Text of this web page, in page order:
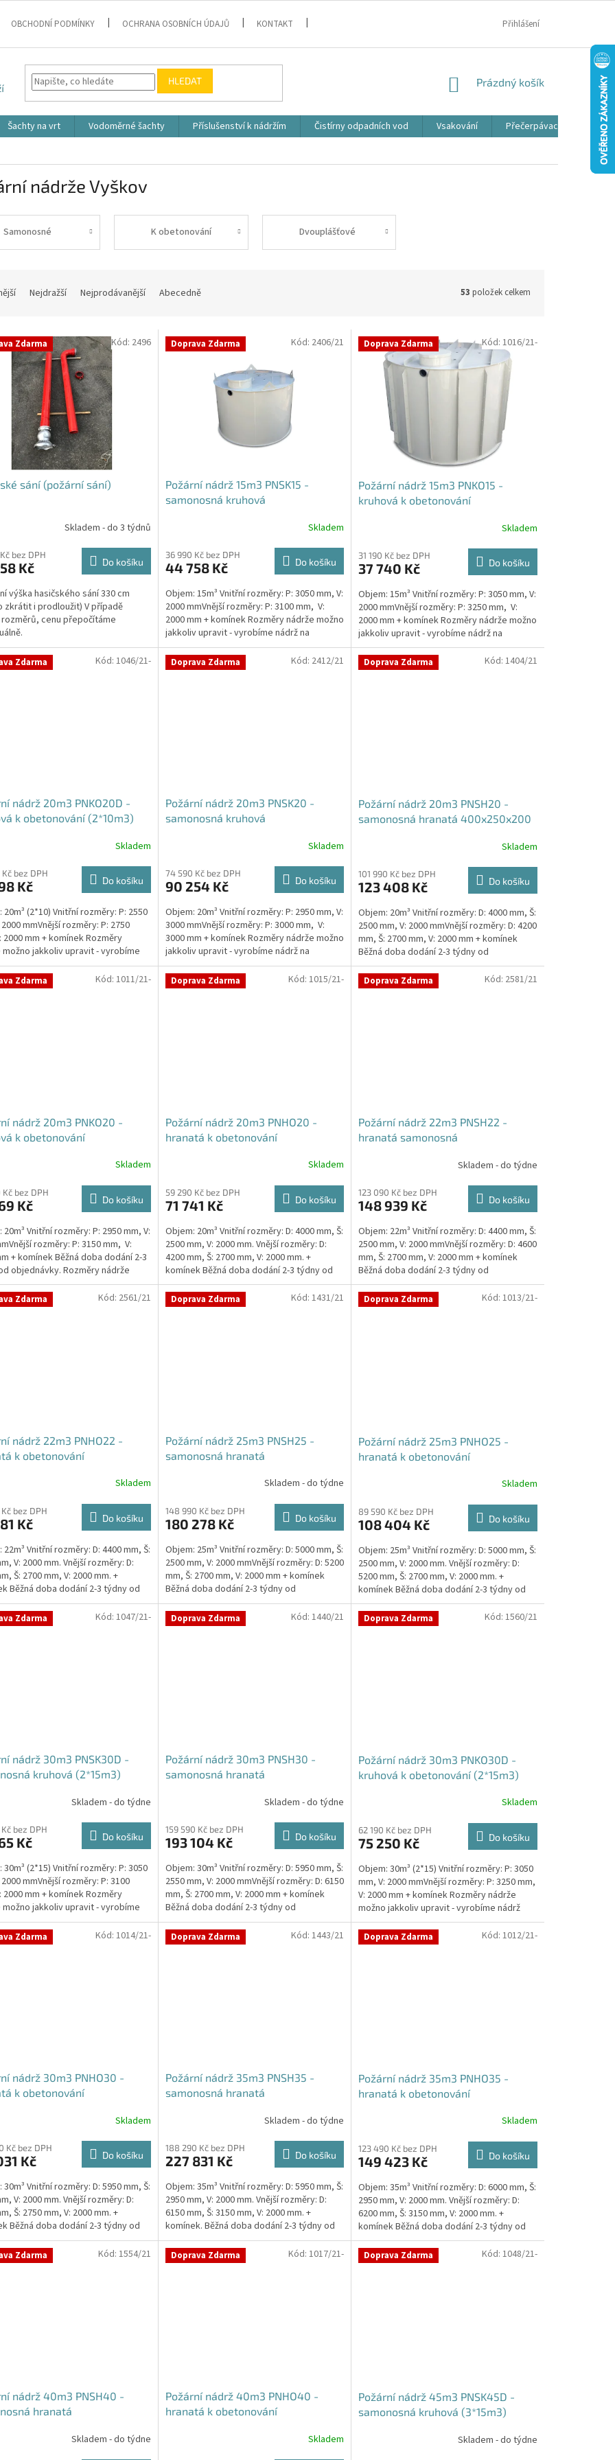
OBCHODNÍ PODMÍNKY OCHRANA OSOBNÍCH ÚDAJŮ KONTAKT Přihlášení
HLEDAT
NÁKUPNÍ
Prázdný košík
Šachty na vrt Vodoměrné šachty Příslušenství k nádržím Čistírny odpadních vod Vsakování Přečerpávací jímky
nádrže Vyškov
Samonosné K obetonování Dvouplášťové
Nejdražší Nejprodávanější Abecedně 53 položek celkem
Zdarma
sání (požární sání)
Skladem - do 3 týdnů
bez DPH
Kč Do košíku
výška hasičského sání 330 cm
zkrátit i prodloužit) V případě
rozměrů, cenu přepočítáme
Kód: 2496 Doprava Zdarma
Požární nádrž 15m3 PNSK15 -
samonosná kruhová
Skladem
36 990 Kč bez DPH
44 758 Kč Do košíku
Objem: 15m³ Vnitřní rozměry: P: 3050 mm, V:
2000 mmVnější rozměry: P: 3100 mm, V:
2000 mm + komínek Rozměry nádrže možno
jakkoliv upravit - vyrobíme nádrž na
míru!Nádrž...
Kód: 2406/21 Doprava Zdarma
Požární nádrž 15m3 PNKO15 -
kruhová k obetonování
Skladem
31 190 Kč bez DPH
37 740 Kč Do košíku
Objem: 15m³ Vnitřní rozměry: P: 3050 mm, V:
2000 mmVnější rozměry: P: 3250 mm, V:
2000 mm + komínek Rozměry nádrže možno
jakkoliv upravit - vyrobíme nádrž na
míru!Nádrž...
Kód: 1016/21-
Zdarma
nádrž 20m3 PNKO20D -
k obetonování (2*10m3)
Skladem
bez DPH
Kč Do košíku
20m³ (2*10) Vnitřní rozměry: P: 2550
mmVnější rozměry: P: 2750
2000 mm + komínek Rozměry
možno jakkoliv upravit - vyrobíme
Kód: 1046/21- Doprava Zdarma
Požární nádrž 20m3 PNSK20 -
samonosná kruhová
Skladem
74 590 Kč bez DPH
90 254 Kč Do košíku
Objem: 20m³ Vnitřní rozměry: P: 2950 mm, V:
3000 mmVnější rozměry: P: 3000 mm, V:
3000 mm + komínek Rozměry nádrže možno
jakkoliv upravit - vyrobíme nádrž na
míru!Nádrž...
Kód: 2412/21 Doprava Zdarma
Požární nádrž 20m3 PNSH20 -
samonosná hranatá 400x250x200
Skladem
101 990 Kč bez DPH
123 408 Kč Do košíku
Objem: 20m³ Vnitřní rozměry: D: 4000 mm, Š:
2500 mm, V: 2000 mmVnější rozměry: D: 4200
mm, Š: 2700 mm, V: 2000 mm + komínek
Běžná doba dodání 2-3 týdny od
objednávky. Rozměry...
Kód: 1404/21
Zdarma
nádrž 20m3 PNKO20 -
k obetonování
Skladem
bez DPH
Kč Do košíku
20m³ Vnitřní rozměry: P: 2950 mm, V:
rozměry: P: 3150 mm, V:
+ komínek Běžná doba dodání 2-3
objednávky. Rozměry nádrže
Kód: 1011/21- Doprava Zdarma
Požární nádrž 20m3 PNHO20 -
hranatá k obetonování
produktu
je
z
5
hvězdiček.
Skladem
59 290 Kč bez DPH
71 741 Kč Do košíku
Objem: 20m³ Vnitřní rozměry: D: 4000 mm, Š:
2500 mm, V: 2000 mm. Vnější rozměry: D:
4200 mm, Š: 2700 mm, V: 2000 mm. +
komínek Běžná doba dodání 2-3 týdny od
objednávky....
Kód: 1015/21- Doprava Zdarma
Požární nádrž 22m3 PNSH22 -
hranatá samonosná
Skladem - do týdne
123 090 Kč bez DPH
148 939 Kč Do košíku
Objem: 22m³ Vnitřní rozměry: D: 4400 mm, Š:
2500 mm, V: 2000 mmVnější rozměry: D: 4600
mm, Š: 2700 mm, V: 2000 mm + komínek
Běžná doba dodání 2-3 týdny od
objednávky. Rozměry...
Kód: 2581/21
Zdarma
nádrž 22m3 PNHO22 -
k obetonování
Skladem
bez DPH
Kč Do košíku
Vnitřní rozměry: D: 4400 mm, Š:
V: 2000 mm. Vnější rozměry: D:
Š: 2700 mm, V: 2000 mm. +
Běžná doba dodání 2-3 týdny od
Kód: 2561/21 Doprava Zdarma
Požární nádrž 25m3 PNSH25 -
samonosná hranatá
Skladem - do týdne
148 990 Kč bez DPH
180 278 Kč Do košíku
Objem: 25m³ Vnitřní rozměry: D: 5000 mm, Š:
2500 mm, V: 2000 mmVnější rozměry: D: 5200
mm, Š: 2700 mm, V: 2000 mm + komínek
Běžná doba dodání 2-3 týdny od
objednávky. Rozměry...
Kód: 1431/21 Doprava Zdarma
Požární nádrž 25m3 PNHO25 -
hranatá k obetonování
produktu
je
z
5
hvězdiček.
Skladem
89 590 Kč bez DPH
108 404 Kč Do košíku
Objem: 25m³ Vnitřní rozměry: D: 5000 mm, Š:
2500 mm, V: 2000 mm. Vnější rozměry: D:
5200 mm, Š: 2700 mm, V: 2000 mm. +
komínek Běžná doba dodání 2-3 týdny od
objednávky....
Kód: 1013/21-
Zdarma
nádrž 30m3 PNSK30D -
kruhová (2*15m3)
Skladem - do týdne
bez DPH
Kč Do košíku
30m³ (2*15) Vnitřní rozměry: P: 3050
mmVnější rozměry: P: 3100
2000 mm + komínek Rozměry
možno jakkoliv upravit - vyrobíme
Kód: 1047/21- Doprava Zdarma
Požární nádrž 30m3 PNSH30 -
samonosná hranatá
Skladem - do týdne
159 590 Kč bez DPH
193 104 Kč Do košíku
Objem: 30m³ Vnitřní rozměry: D: 5950 mm, Š:
2550 mm, V: 2000 mmVnější rozměry: D: 6150
mm, Š: 2700 mm, V: 2000 mm + komínek
Běžná doba dodání 2-3 týdny od
objednávky. Rozměry...
Kód: 1440/21 Doprava Zdarma
Požární nádrž 30m3 PNKO30D -
kruhová k obetonování (2*15m3)
Skladem
62 190 Kč bez DPH
75 250 Kč Do košíku
Objem: 30m³ (2*15) Vnitřní rozměry: P: 3050
mm, V: 2000 mmVnější rozměry: P: 3250 mm,
V: 2000 mm + komínek Rozměry nádrže
možno jakkoliv upravit - vyrobíme nádrž
na...
Kód: 1560/21
Zdarma
nádrž 30m3 PNHO30 -
k obetonování
Skladem
Kč bez DPH
Kč Do košíku
Vnitřní rozměry: D: 5950 mm, Š:
V: 2000 mm. Vnější rozměry: D:
Š: 2750 mm, V: 2000 mm. +
Běžná doba dodání 2-3 týdny od
Kód: 1014/21- Doprava Zdarma
Požární nádrž 35m3 PNSH35 -
samonosná hranatá
Skladem - do týdne
188 290 Kč bez DPH
227 831 Kč Do košíku
Objem: 35m³ Vnitřní rozměry: D: 5950 mm, Š:
2950 mm, V: 2000 mm. Vnější rozměry: D:
6150 mm, Š: 3150 mm, V: 2000 mm. +
komínek. Běžná doba dodání 2-3 týdny od
objednávky....
Kód: 1443/21 Doprava Zdarma
Požární nádrž 35m3 PNHO35 -
hranatá k obetonování
produktu
je
z
5
hvězdiček.
Skladem
123 490 Kč bez DPH
149 423 Kč Do košíku
Objem: 35m³ Vnitřní rozměry: D: 6000 mm, Š:
2950 mm, V: 2000 mm. Vnější rozměry: D:
6200 mm, Š: 3150 mm, V: 2000 mm. +
komínek Běžná doba dodání 2-3 týdny od
objednávky....
Kód: 1012/21-
Zdarma
nádrž 40m3 PNSH40 -
hranatá
Skladem - do týdne
Kód: 1554/21 Doprava Zdarma
Požární nádrž 40m3 PNHO40 -
hranatá k obetonování
Skladem
Kód: 1017/21- Doprava Zdarma
Požární nádrž 45m3 PNSK45D -
samonosná kruhová (3*15m3)
Skladem - do týdne
Kód: 1048/21-